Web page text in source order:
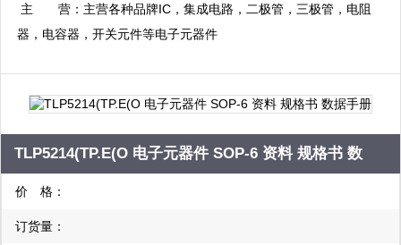
复制
大厦10层第1011室
主 营： 主营各种品牌IC，集成电路，二极管，三极管，电阻
器，电容器，开关元件等电子元器件
TLP5214(TP.E(O 电子元器件 SOP-6 资料 规格书 数
据手册
价 格：
订货量：